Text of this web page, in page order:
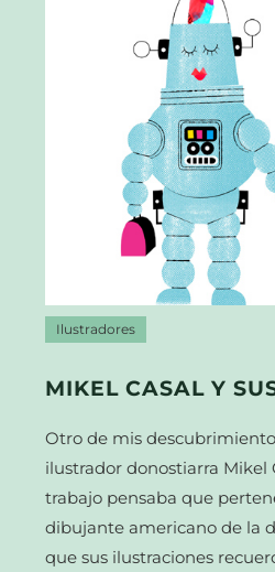
Ilustradores
MIKEL CASAL Y
Otro de mis
ilustrador donostiarra Mikel
trabajo pensaba que
dibujante americano de la
que sus ilustraciones